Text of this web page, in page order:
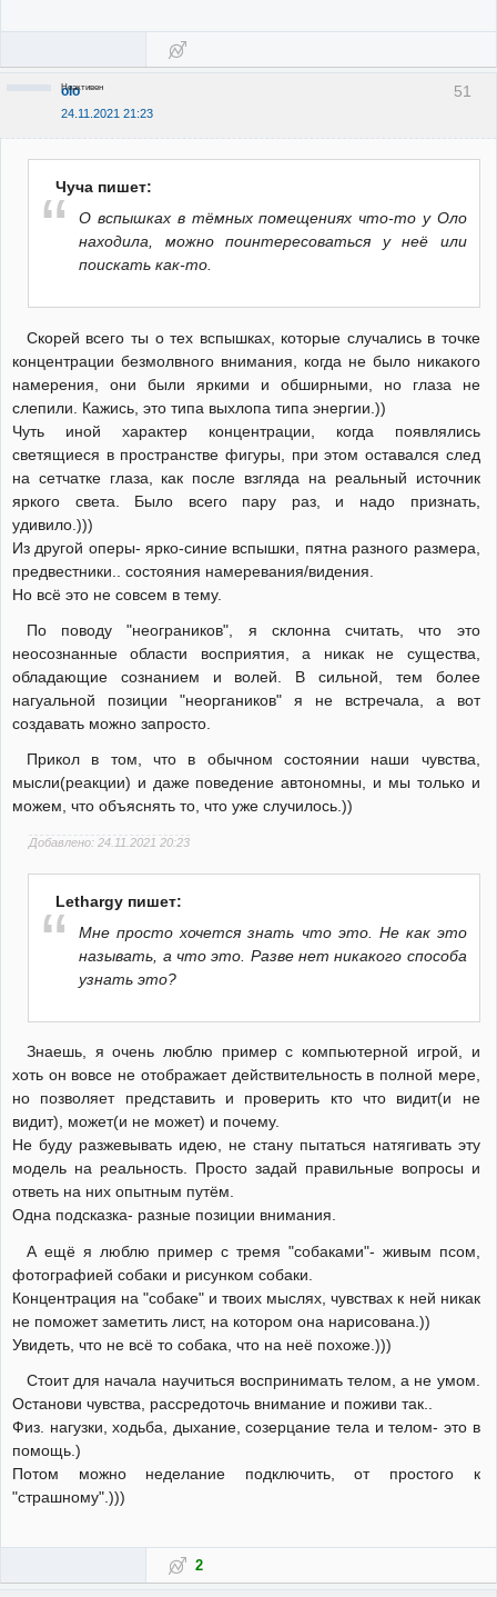
51
olo
24.11.2021 21:23
Неактивен
Чуча пишет:
О вспышках в тёмных помещениях что-то у Оло
находила, можно поинтересоваться у неё или
поискать как-то.
Скорей всего ты о тех вспышках, которые случались в точке
концентрации безмолвного внимания, когда не было никакого
намерения, они были яркими и обширными, но глаза не
слепили. Кажись, это типа выхлопа типа энергии.))
Чуть иной характер концентрации, когда появлялись
светящиеся в пространстве фигуры, при этом оставался след
на сетчатке глаза, как после взгляда на реальный источник
яркого света. Было всего пару раз, и надо признать,
удивило.)))
Из другой оперы- ярко-синие вспышки, пятна разного размера,
предвестники.. состояния намеревания/видения.
Но всё это не совсем в тему.
По поводу "неограников", я склонна считать, что это
неосознанные области восприятия, а никак не существа,
обладающие сознанием и волей. В сильной, тем более
нагуальной позиции "неоргаников" я не встречала, а вот
создавать можно запросто.
Прикол в том, что в обычном состоянии наши чувства,
мысли(реакции) и даже поведение автономны, и мы только и
можем, что объяснять то, что уже случилось.))
Добавлено: 24.11.2021 20:23
Lethargy пишет:
Мне просто хочется знать что это. Не как это
называть, а что это. Разве нет никакого способа
узнать это?
Знаешь, я очень люблю пример с компьютерной игрой, и
хоть он вовсе не отображает действительность в полной мере,
но позволяет представить и проверить кто что видит(и не
видит), может(и не может) и почему.
Не буду разжевывать идею, не стану пытаться натягивать эту
модель на реальность. Просто задай правильные вопросы и
ответь на них опытным путём.
Одна подсказка- разные позиции внимания.
А ещё я люблю пример с тремя "собаками"- живым псом,
фотографией собаки и рисунком собаки.
Концентрация на "собаке" и твоих мыслях, чувствах к ней никак
не поможет заметить лист, на котором она нарисована.))
Увидеть, что не всё то собака, что на неё похоже.)))
Стоит для начала научиться воспринимать телом, а не умом.
Останови чувства, рассредоточь внимание и поживи так..
Физ. нагузки, ходьба, дыхание, созерцание тела и телом- это в
помощь.)
Потом можно неделание подключить, от простого к
"страшному".)))
2